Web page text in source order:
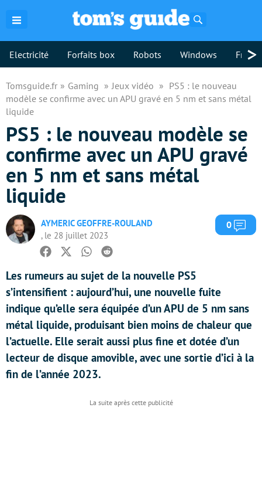
Electricité Forfaits box Robots Windows >
Tomsguide.fr Gaming Jeux vidéo
PS5 : le nouveau
modèle se confirme avec un APU gravé en 5 nm et sans métal
liquide
PS5 : le nouveau modèle se
confirme avec un APU gravé
en 5 nm et sans métal
liquide
AYMERIC GEOFFRE-ROULAND
, le 28 juillet 2023
0
Facebook
TwitterWhatsapp
Reddit
Les rumeurs au sujet de la nouvelle PS5
s’intensifient : aujourd’hui, une nouvelle fuite
indique qu’elle sera équipée d’un APU de 5 nm sans
métal liquide, produisant bien moins de chaleur que
l’actuelle. Elle serait aussi plus fine et dotée d’un
lecteur de disque amovible, avec une sortie d’ici à la
fin de l’année 2023.